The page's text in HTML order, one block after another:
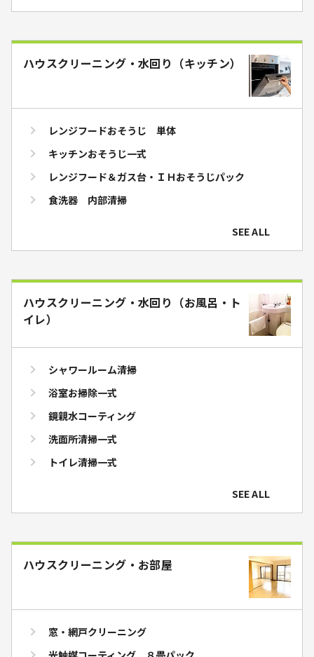
ハウスクリーニング・水回り（キッチン）
レンジフードおそうじ 単体
キッチンおそうじ一式
レンジフード＆ガス台・ＩＨおそうじパック
食洗器 内部清掃
SEE ALL
ハウスクリーニング・水回り（お風呂・ト
イレ）
シャワールーム清掃
浴室お掃除一式
鏡親水コーティング
洗面所清掃一式
トイレ清掃一式
SEE ALL
ハウスクリーニング・お部屋
窓・網戸クリーニング